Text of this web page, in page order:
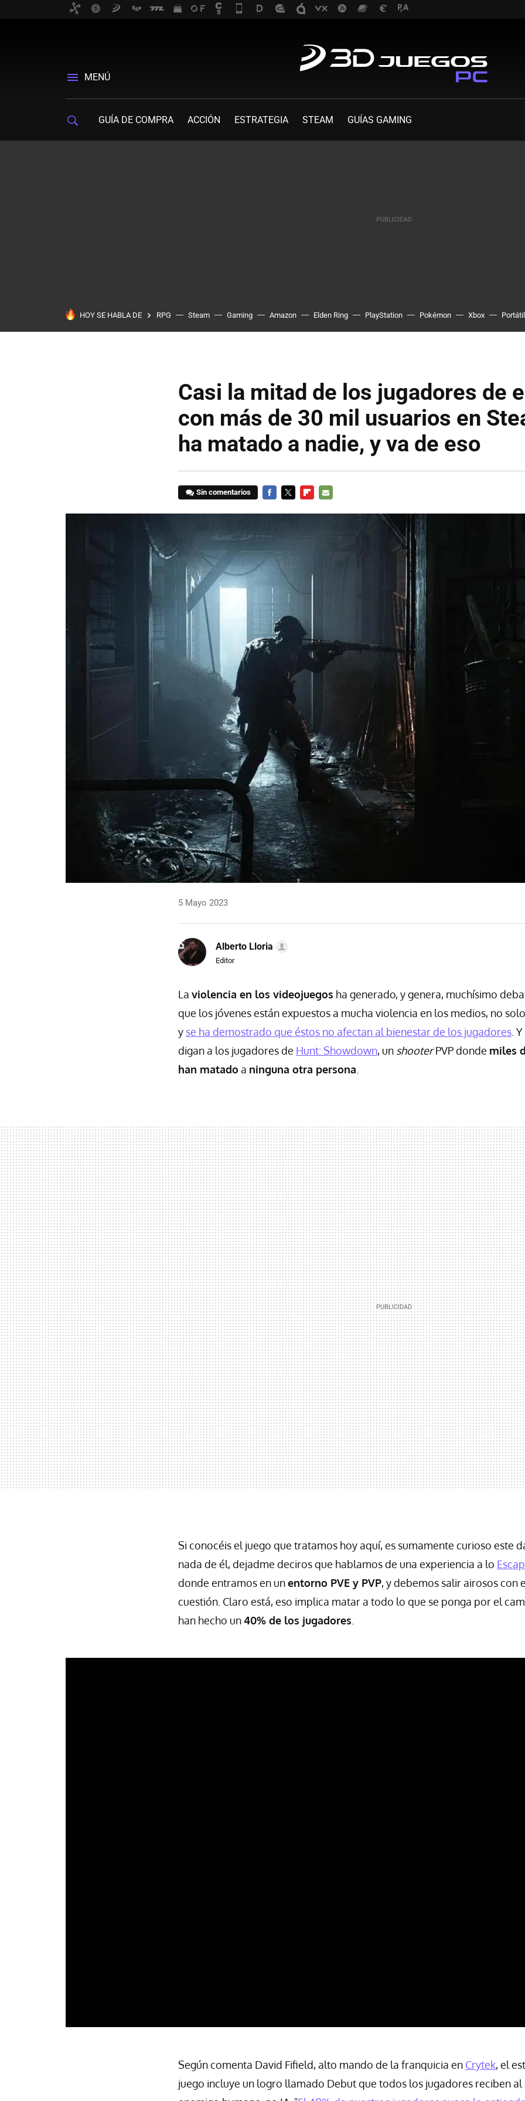
MENÚ
GUÍA DE COMPRA ACCIÓN ESTRATEGIA STEAM GUÍAS GAMING
HOY SE HABLA DE RPG Steam Gaming Amazon Elden Ring PlayStation Pokémon Xbox Portátil
Casi la mitad de los jugadores de
con más de 30 mil usuarios en
ha matado a nadie, y va de eso
Sin comentarios
5 Mayo 2023
Alberto Lloria
Editor
La violencia en los videojuegos ha generado, y genera, muchísimo
que los jóvenes están expuestos a mucha violencia en los medios, no
y se ha demostrado que éstos no afectan al bienestar de los jugadores.
digan a los jugadores de Hunt: Showdown, un shooterPVP donde miles
han matado a ninguna otra persona.
Si conocéis el juego que tratamos hoy aquí, es sumamente curioso este
nada de él, dejadme deciros que hablamos de una experiencia a lo
donde entramos en unentorno PVE y PVP, y debemos salir airosos con
cuestión. Claro está, eso implica matar a todo lo que se ponga por el
han hecho un40% de los jugadores.
Según comenta David Fifield, alto mando de la franquicia en Crytek, el
juego incluye un logro llamado Debut que todos los jugadores reciben